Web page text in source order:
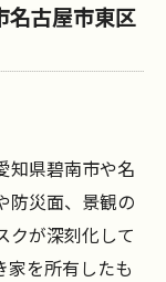
名古屋市東区
知県碧南市や名
防災面、景観の
クが深刻化して
家を所有したも